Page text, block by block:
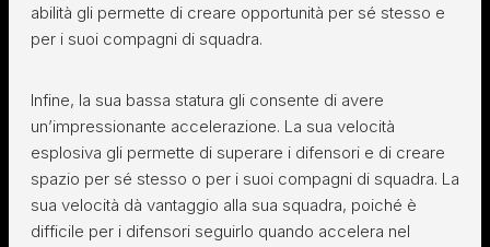
abilità gli permette di creare opportunità per sé stesso e
per i suoi compagni di squadra.
Infine, la sua bassa statura gli consente di avere
un’impressionante accelerazione. La sua velocità
esplosiva gli permette di superare i difensori e di creare
spazio per sé stesso o per i suoi compagni di squadra. La
sua velocità dà vantaggio alla sua squadra, poiché è
difficile per i difensori seguirlo quando accelera nel